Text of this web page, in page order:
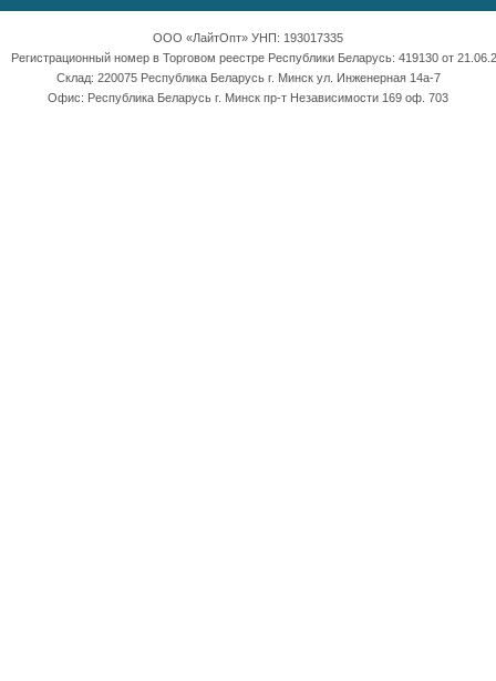
ООО «ЛайтОпт» УНП: 193017335
Регистрационный номер в Торговом реестре Республики Беларусь: 419130 от
Склад: 220075 Республика Беларусь г. Минск ул. Инженерная 14а-7
Офис: Республика Беларусь г. Минск пр-т Независимости 169 оф. 703